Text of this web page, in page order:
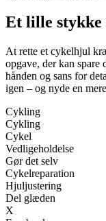
Et lille stykke
At rette et cykelhjul
opgave, der kan spare
hånden og sans for
igen – og nyde en
Cykling
Cykling
Cykel
Vedligeholdelse
Gør det selv
Cykelreparation
Hjuljustering
Del glæden
X